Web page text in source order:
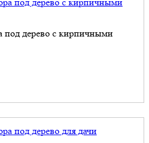
под дерево с кирпичными